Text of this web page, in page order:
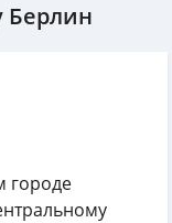
Берлин
городе